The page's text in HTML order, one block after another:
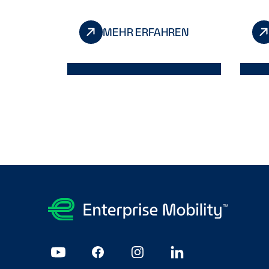
MEHR ERFAHREN